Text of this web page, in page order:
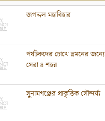
জগদ্দল মহাবিহার
পর্যটকদের চোখে ভ্রমনের জন্যে
সেরা ৪ শহর
সুনামগঞ্জের প্রাকৃতিক সৌন্দর্য্য